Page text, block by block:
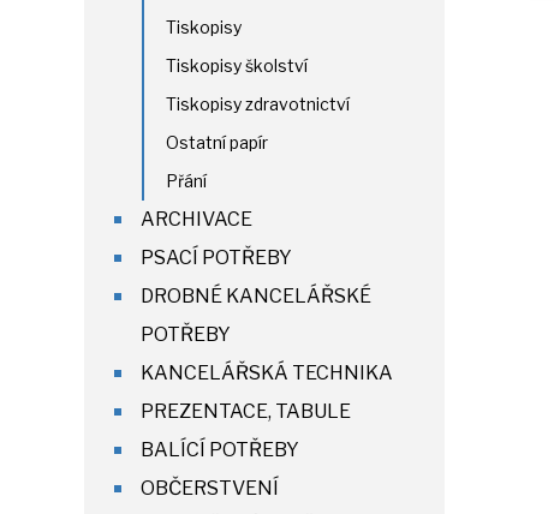
Tiskopisy
Tiskopisy školství
Tiskopisy zdravotnictví
Ostatní papír
Přání
ARCHIVACE
PSACÍ POTŘEBY
DROBNÉ KANCELÁŘSKÉ
POTŘEBY
KANCELÁŘSKÁ TECHNIKA
PREZENTACE, TABULE
BALÍCÍ POTŘEBY
OBČERSTVENÍ